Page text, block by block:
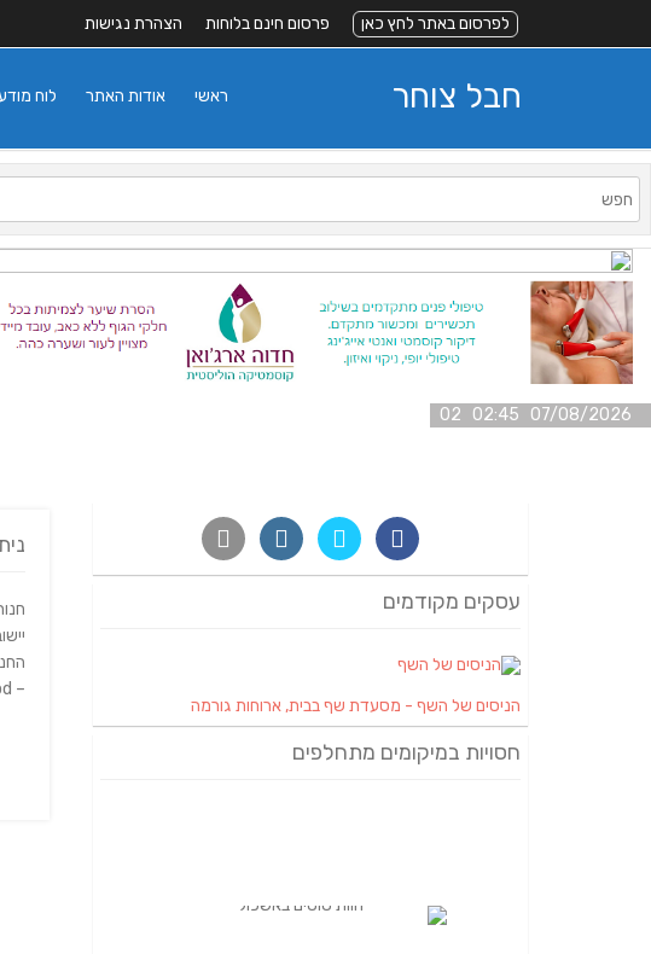
לפרסום באתר לחץ כאן פרסום חינם בלוחות הצהרת נגישות
חבל צוחר לוח אודות האתר ראשי
07/08/2026 02:45 02
– Apple – iphone/ipad/ipod סמסונג – Samsung אל ג'י – LG נקסוס – Nexus
עסקים מקודמים
הניסים של השף - מסעדת שף בבית, ארוחות גורמה
חסויות במיקומים מתחלפים